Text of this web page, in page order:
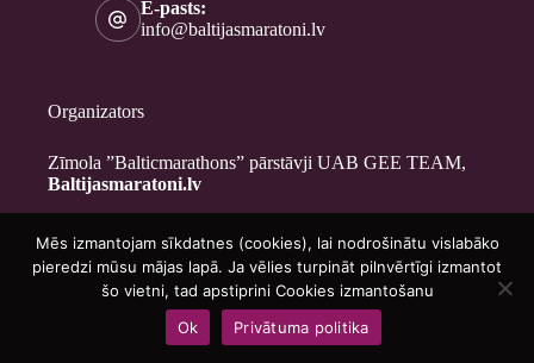
E-pasts:
info@baltijasmaratoni.lv
Organizators
Zīmola ”Balticmarathons” pārstāvji UAB GEE TEAM,
Baltijasmaratoni.lv
Kontakti
Par mums
Brīvprātīgajiem
Privātuma politika
Copyright © 2026 - Baltijasmaratoni.lv
Mēs izmantojam sīkdatnes (cookies), lai nodrošinātu vislabāko
pieredzi mūsu mājas lapā. Ja vēlies turpināt pilnvērtīgi izmantot
šo vietni, tad apstiprini Cookies izmantošanu
Ok
Privātuma politika